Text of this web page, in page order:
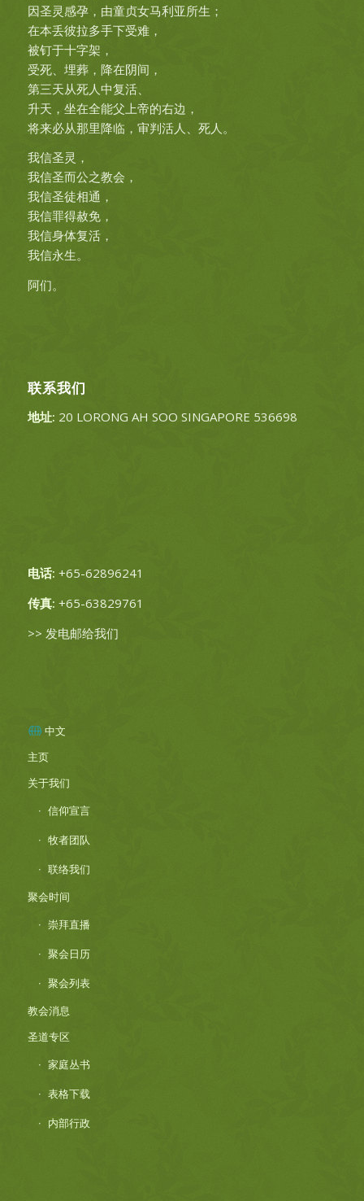
因圣灵感孕，由童贞女马利亚所生；
在本丢彼拉多手下受难，
被钉于十字架，
受死、埋葬，降在阴间，
第三天从死人中复活、
升天，坐在全能父上帝的右边，
将来必从那里降临，审判活人、死人。
我信圣灵，
我信圣而公之教会，
我信圣徒相通，
我信罪得赦免，
我信身体复活，
我信永生。
阿们。
联系我们
地址: 20 LORONG AH SOO SINGAPORE 536698
电话: +65-62896241
传真: +65-63829761
>> 发电邮给我们
中文
主页
关于我们
信仰宣言
牧者团队
联络我们
聚会时间
崇拜直播
聚会日历
聚会列表
教会消息
圣道专区
家庭丛书
表格下载
内部行政